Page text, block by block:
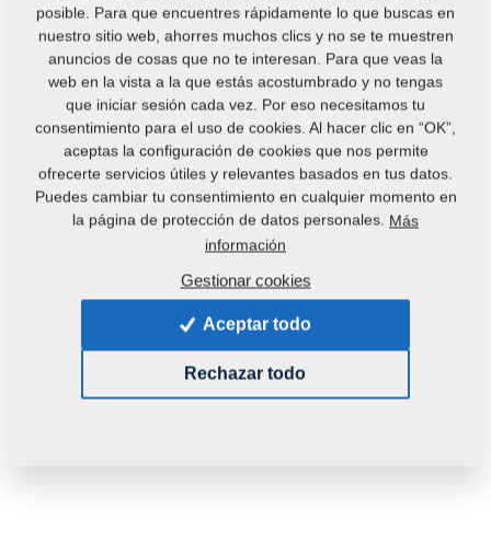
Código del producto: 3001714
DUOLENT
101,4870 Kg
posible. Para que encuentres rápidamente lo que buscas en
nuestro sitio web, ahorres muchos clics y no se te muestren
anuncios de cosas que no te interesan. Para que veas la
web en la vista a la que estás acostumbrado y no tengas
que iniciar sesión cada vez. Por eso necesitamos tu
consentimiento para el uso de cookies. Al hacer clic en “OK”,
aceptas la configuración de cookies que nos permite
ofrecerte servicios útiles y relevantes basados en tus datos.
Puedes cambiar tu consentimiento en cualquier momento en
la página de protección de datos personales. Más
información
Gestionar cookies
Aceptar todo
Rechazar todo